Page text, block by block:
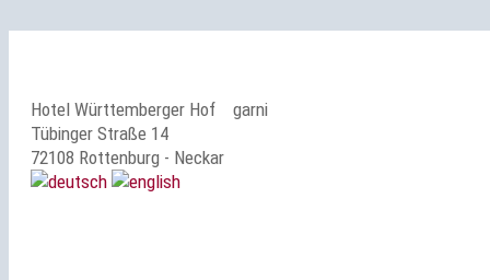
Hotel Württemberger Hof
garni
Tübinger Straße 14
72108 Rottenburg - Neckar